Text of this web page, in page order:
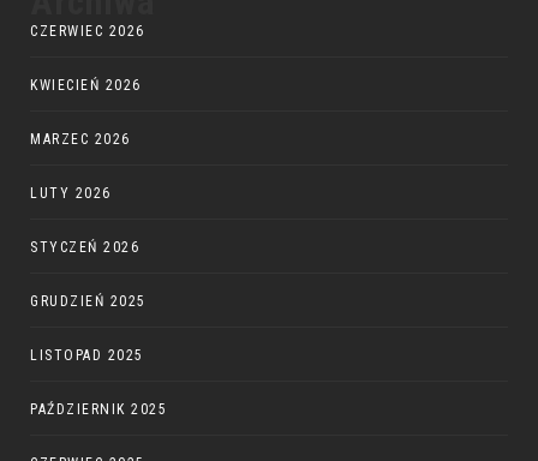
CZERWIEC 2026
KWIECIEŃ 2026
MARZEC 2026
LUTY 2026
STYCZEŃ 2026
GRUDZIEŃ 2025
LISTOPAD 2025
PAŹDZIERNIK 2025